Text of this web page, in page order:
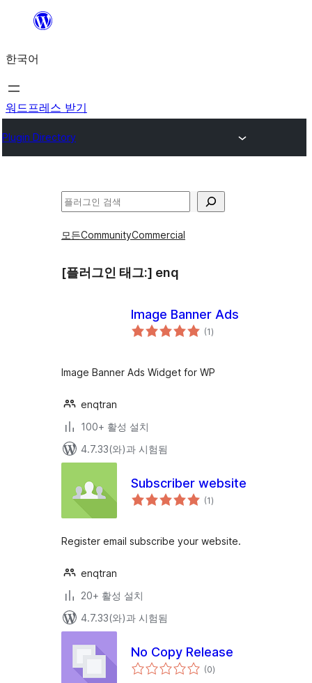
츠
로
바
가
한국어
워드프레스 받기
Plugin Directory
검
모든CommunityCommercial
[플러그인 태그:] enq
Image Banner Ads
(1전
체)
Image Banner Ads Widget for WP
enqtran
100+ 활성 설치
4.7.33(와)과 시험됨
Subscriber website
(1전
체)
Register email subscribe your website.
enqtran
20+ 활성 설치
4.7.33(와)과 시험됨
No Copy Release
(0전
체)